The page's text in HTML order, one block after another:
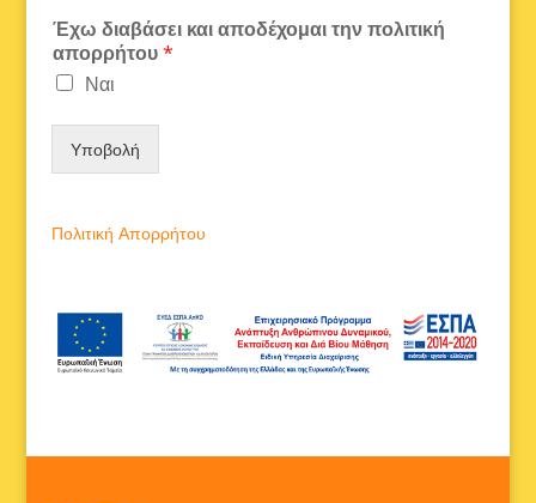
Έχω διαβάσει και αποδέχομαι την πολιτική
απορρήτου*
Ναι
Υποβολή
Πολιτική Απορρήτου